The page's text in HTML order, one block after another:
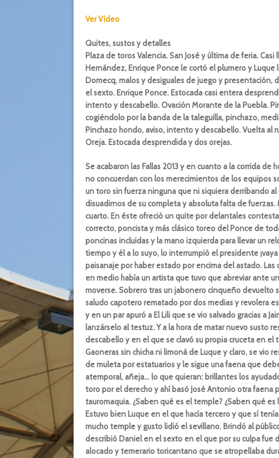
Ver Vídeo
Quites, sustos y detalles
Plaza de toros Valencia. San José y última de feria.
Hernández, Enrique Ponce le cortó el plumero y
Domecq, malos y desiguales de juego y presentación,
el sexto. Enrique Ponce. Estocada casi entera
intento y descabello. Ovación Morante de la Puebla.
cogiéndolo por la banda de la taleguilla, pinchazo,
Pinchazo hondo, aviso, intento y descabello. Vuelta al
Oreja. Estocada desprendida y dos orejas.
Se acabaron las Fallas 2013 y en cuanto a la corrida
no concuerdan con los merecimientos de los equipos
un toro sin fuerza ninguna que ni siquiera derribando
disuadirnos de su completa y absoluta falta de
cuarto. En éste ofreció un quite por delantales
correcto, poncista y más clásico toreo del Ponce de
poncinas incluidas y la mano izquierda para llevar un
tiempo y él a lo suyo, lo interrumpió el presidente
paisanaje por haber estado por encima del astado.
en medio había un artista que tuvo que abreviar ante
moverse. Sobrero tras un jabonero cinqueño devuelto
saludo capotero rematado por dos medias y revolera
y en un par apuró a El Lili que se vio salvado gracias a
lanzárselo al testuz. Y a la hora de matar nuevo susto
descabello y en el que se clavó su propia cruceta en
Gaoneras sin chicha ni limoná de Luque y claro, se vio
de muleta por estatuarios y le sigue una faena que
atemporal, añeja… lo que quieran: brillantes los
toro por el derecho y ahí basó José Antonio otra
tauromaquia. ¿Saben qué es el temple? ¿Saben qué es
Estuvo bien Luque en el que hacía tercero y que sí
mucho temple y gusto lidió el sevillano. Brindó al
describió Daniel en el sexto en el que por su culpa fue
alocado y temerario toricantano que se atropellaba